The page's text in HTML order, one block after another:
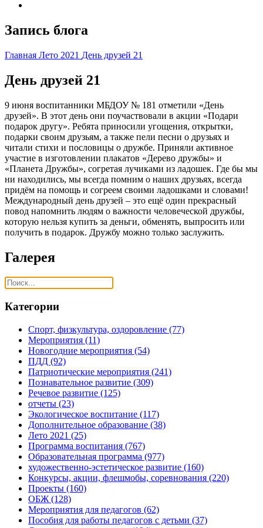
Запись блога
Главная Лето 2021 День друзей 21
День друзей 21
9 июня воспитанники МБДОУ № 181 отметили «День
друзей». В этот день они поучаствовали в акции «Подари
подарок другу». Ребята приносили угощения, открытки,
подарки своим друзьям, а также пели песни о друзьях и
читали стихи и пословицы о дружбе. Приняли активное
участие в изготовлении плакатов «Дерево дружбы» и
«Планета Дружбы», согретая лучиками из ладошек. Где бы мы
ни находились, мы всегда помним о наших друзьях, всегда
придём на помощь и согреем своими ладошками и словами!
Международный день друзей – это ещё один прекрасный
повод напомнить людям о важности человеческой дружбы,
которую нельзя купить за деньги, обменять, выпросить или
получить в подарок. Дружбу можно только заслужить.
Галерея
Категории
Спорт, физкультура, оздоровление (77)
Мероприятия (11)
Новогодние мероприятия (54)
ПДД (92)
Патриотические мероприятия (241)
Познавательное развитие (309)
Речевое развитие (125)
отчеты (23)
Экологическое воспитание (117)
Дополнительное образование (38)
Лето 2021 (25)
Программа воспитания (767)
Образовательная программа (977)
художественно-эстетическое развитие (160)
Конкурсы, акции, флешмобы, соревнования (220)
Проекты (160)
ОБЖ (128)
Мероприятия для педагогов (62)
Пособия для работы педагогов с детьми (37)